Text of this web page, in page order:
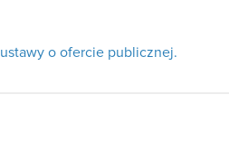
o ofercie publicznej.